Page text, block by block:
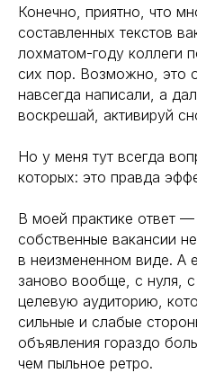
Конечно, приятно, что
составленных текстов
лохматом-году коллеги
сих пор. Возможно, это
навсегда написали, а
воскрешай, активируй
Но у меня тут всегда
которых: это правда
В моей практике ответ
собственные вакансии
в неизмененном виде. А
заново вообще, с нуля, с
целевую аудиторию,
сильные и слабые
объявления гораздо
чем пыльное ретро.
легко
под загрузку
и низкая текучка
на